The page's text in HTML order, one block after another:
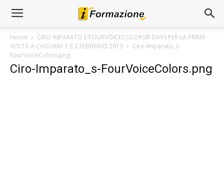
Home
CIRO IMPARATO E FOURVOICECOLORS® DAYS PER LA PRIMA
VOLTA A CAGLIARI! 1 E 2 FEBBRAIO 2013
Ciro-Imparato_s-
FourVoiceColors.png
Ciro-Imparato_s-FourVoiceColors.png